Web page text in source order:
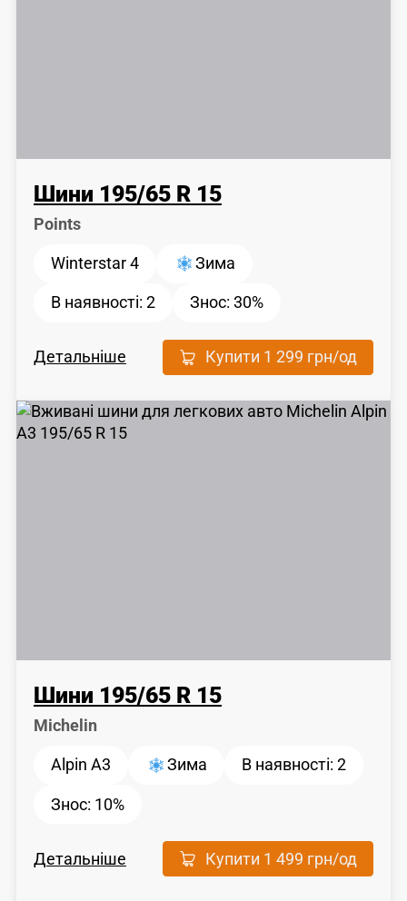
Шини 195/65 R 15
Points
Winterstar 4 Зима
В наявності: 2 Знос:30%
Детальніше Купити 1 299 грн/од
Шини 195/65 R 15
Michelin
Alpin A3 Зима В наявності: 2
Знос: 10%
Детальніше Купити 1 499 грн/од